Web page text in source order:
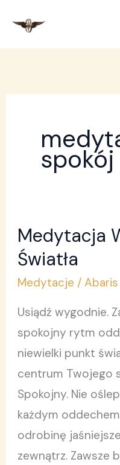
treści
spokój
Medytacja
Światła
Medytacje /Abaris
Usiądź wygodnie.
spokojny rytm
niewielki punkt
centrum Twojego
Spokojny. Nie
każdym
odrobinę
zewnątrz. Zawsze
Medytacja
Wewnętrznego